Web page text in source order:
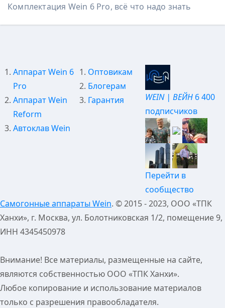
Комплектация Wein 6 Pro, всё что надо знать
Аппарат Wein 6
Pro
Аппарат Wein
Reform
Автоклав Wein
Оптовикам
Блогерам
Гарантия
WEIN | ВЕЙН 6 400
подписчиков
Перейти в
сообщество
Самогонные аппараты Wein. © 2015 - 2023, ООО «ТПК
Ханхи», г. Москва, ул. Болотниковская 1/2, помещение 9,
ИНН 4345450978
Внимание! Все материалы, размещенные на сайте,
являются собственностью ООО «ТПК Ханхи».
Любое копирование и использование материалов
только с разрешения правообладателя.